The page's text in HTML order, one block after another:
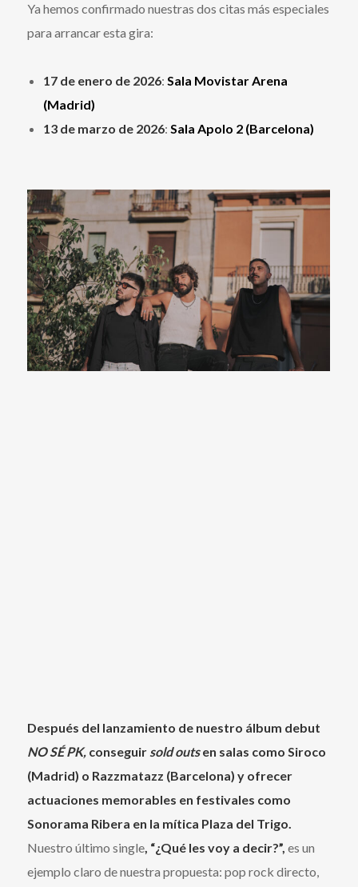
Ya hemos confirmado nuestras dos citas más especiales
para arrancar esta gira:
17 de enero de 2026:Sala Movistar Arena
(Madrid)
13 de marzo de 2026:Sala Apolo 2 (Barcelona)
Después del lanzamiento de nuestro álbum debut
NO SÉ PK, conseguir sold outsen salas como Siroco
(Madrid) o Razzmatazz (Barcelona) y ofrecer
actuaciones memorables en festivales como
Sonorama Ribera en la mítica Plaza del Trigo.
Nuestro último single, “¿Qué les voy a decir?”, es un
ejemplo claro de nuestra propuesta: pop rock directo,